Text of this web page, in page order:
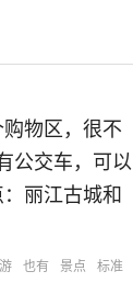
物区，很不
公交车，可以
丽江古城和
也有 景点
标准